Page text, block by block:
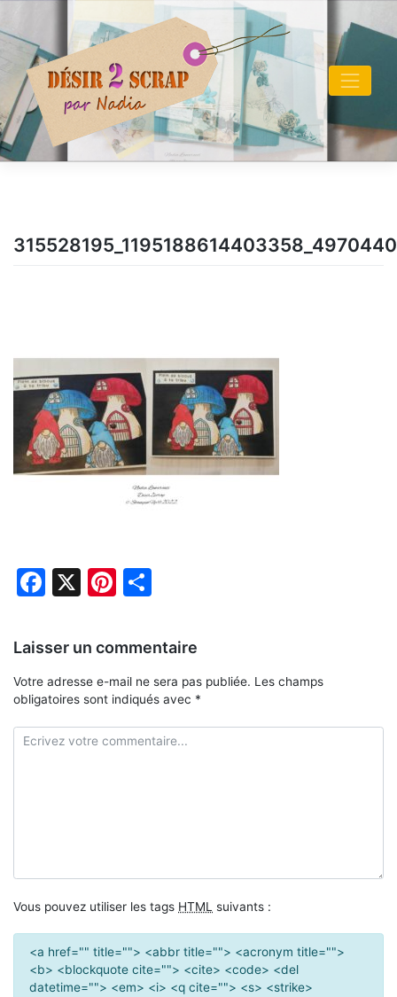
content
Facebook
X Pinterest
Laisser un commentaire
Votre adresse e-mail ne sera pas publiée. Les champs
obligatoires sont indiqués avec *
Vous pouvez utiliser les tags HTML suivants :
<a href="" title=""> <abbr title=""> <acronym title="">
<b> <blockquote cite=""> <cite> <code> <del
datetime=""> <em> <i> <q cite=""> <s> <strike>